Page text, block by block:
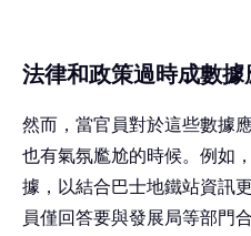
法律和政策過時成數據
然而，當官員對於這些數據
也有氣氛尷尬的時候。例如
據，以結合巴士地鐵站資訊
員僅回答要與發展局等部門